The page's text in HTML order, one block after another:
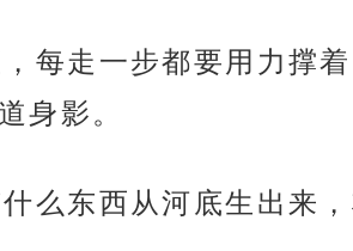
每走一步都要用力撑
身影。
么东西从河底生出来